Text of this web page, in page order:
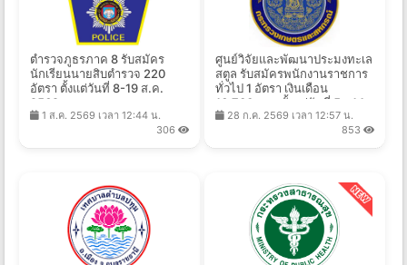
ตำรวจภูธรภาค 8 รับสมัคร
นักเรียนนายสิบตำรวจ 220
อัตรา ตั้งแต่วันที่ 8-19 ส.ค.
2569
1 ส.ค. 2569 เวลา 12:44 น.
306
ศูนย์วิจัยและพัฒนาประมงทะเล
สตูล รับสมัครพนักงานราชการ
ทั่วไป 1 อัตรา เงินเดือน
16,700 บาท ตั้งแต่วันที่ 5 - 14
ส.ค. 2569
28 ก.ค. 2569 เวลา 12:57 น.
853